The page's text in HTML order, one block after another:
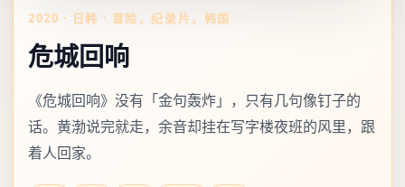
2020 · 日韩 · 冒险，纪录片，韩国
危城回响
《危城回响》没有「金句轰炸」，只有几句像钉子的
话。黄渤说完就走，余音却挂在写字楼夜班的风里，跟
着人回家。